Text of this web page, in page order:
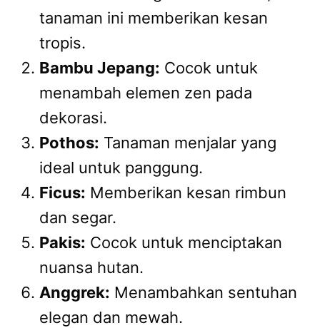
tanaman ini memberikan kesan
tropis.
Bambu Jepang: Cocok untuk
menambah elemen zen pada
dekorasi.
Pothos: Tanaman menjalar yang
ideal untuk panggung.
Ficus: Memberikan kesan rimbun
dan segar.
Pakis: Cocok untuk menciptakan
nuansa hutan.
Anggrek: Menambahkan sentuhan
elegan dan mewah.